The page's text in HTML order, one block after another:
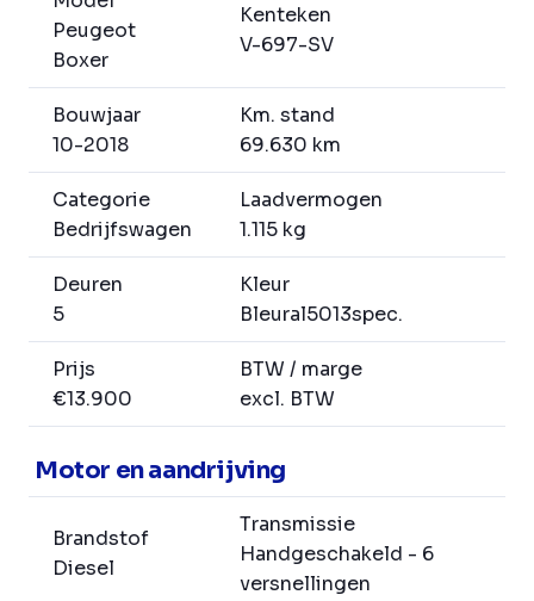
Peugeot
Boxer
Kenteken
V-697-SV
Bouwjaar
10-2018
Km. stand
69.630 km
Categorie
Bedrijfswagen
Laadvermogen
1.115 kg
Deuren
5
Kleur
Bleural5013spec.
Prijs
€13.900
BTW / marge
excl. BTW
Motor en aandrijving
Brandstof
Diesel
Transmissie
Handgeschakeld - 6
versnellingen